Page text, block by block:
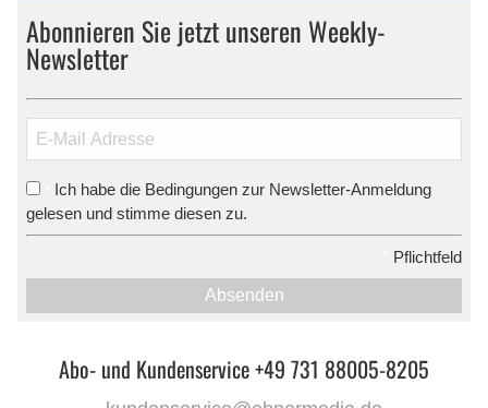
Abonnieren Sie jetzt unseren Weekly-
Newsletter
Ich habe die Bedingungen zur Newsletter-Anmeldung
gelesen und stimme diesen zu.
Pflichtfeld
Absenden
Abo- und Kundenservice +49 731 88005-8205